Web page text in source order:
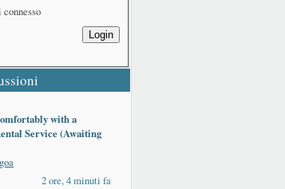
Login
with a
Service (Awaiting
2 ore, 4 minuti fa